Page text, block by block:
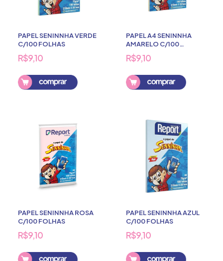
PAPEL SENINNHA VERDE
C/100 FOLHAS
R$9,10
PAPEL A4 SENINNHA
AMARELO C/100
FOLHAS
R$9,10
PAPEL SENINNHA ROSA
C/100 FOLHAS
R$9,10
PAPEL SENINNHA AZUL
C/100 FOLHAS
R$9,10